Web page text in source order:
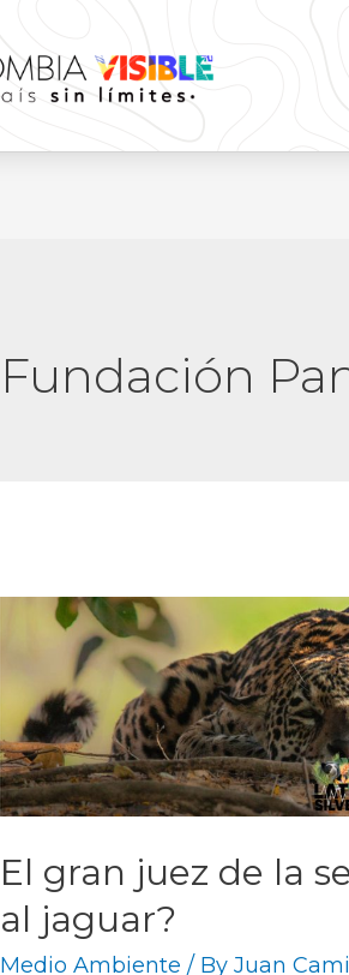
Fundación
El gran juez de la
al jaguar?
Medio Ambiente / ByJuan